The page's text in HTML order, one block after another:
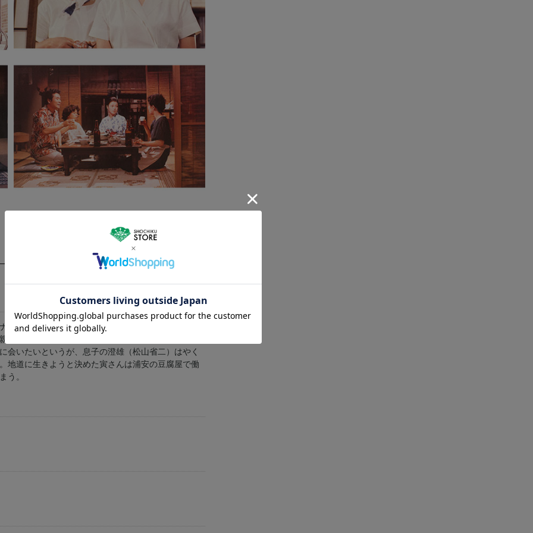
と出会う。
が大病を患っていると聞いた寅さん（渥美清）
会いたいというが、息子の澄雄（松山省二）はやく
地道に生きようと決めた寅さんは浦安の豆腐屋で働
う。